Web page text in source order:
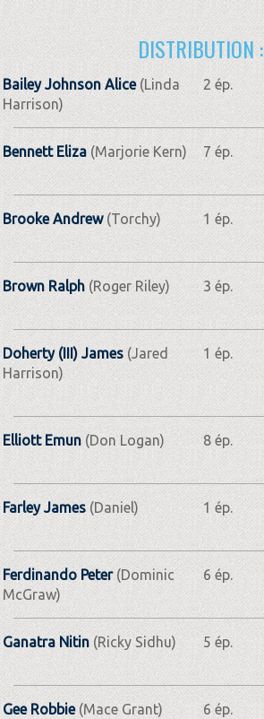
DISTRIBUTION :
Bailey Johnson Alice(Linda
Harrison)
2 ép.
Bennett Eliza(Marjorie Kern) 7 ép.
Brooke Andrew(Torchy) 1 ép.
Brown Ralph(Roger Riley) 3 ép.
Doherty (III) James (Jared
Harrison)
1 ép.
Elliott Emun(Don Logan) 8 ép.
Farley James(Daniel) 1 ép.
Ferdinando Peter(Dominic
McGraw)
6 ép.
Ganatra Nitin (Ricky Sidhu) 5 ép.
Gee Robbie(Mace Grant) 6 ép.